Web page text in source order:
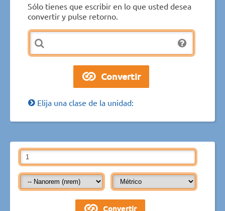
Sólo tienes que escribir en lo que usted desea
convertir y pulse retorno.
Elija una clase de la unidad: